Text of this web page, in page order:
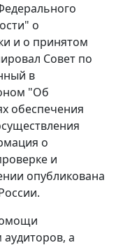
о
и о принятом
Совет по
в
"Об
обеспечения
о
и
опубликована
а